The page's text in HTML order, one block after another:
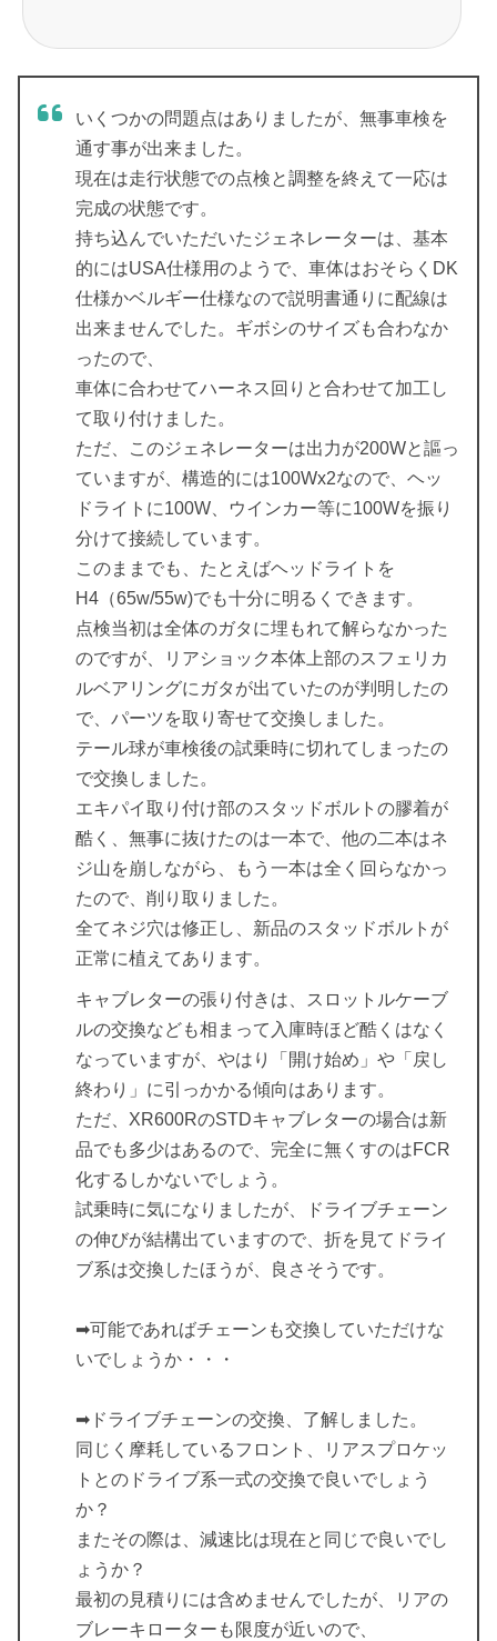
いくつかの問題点はありましたが、無事車検を
通す事が出来ました。
現在は走行状態での点検と調整を終えて一応は
完成の状態です。
持ち込んでいただいたジェネレーターは、基本
的にはUSA仕様用のようで、車体はおそらくDK
仕様かベルギー仕様なので説明書通りに配線は
出来ませんでした。ギボシのサイズも合わなか
ったので、
車体に合わせてハーネス回りと合わせて加工し
て取り付けました。
ただ、このジェネレーターは出力が200Wと謳っ
ていますが、構造的には100Wx2なので、ヘッ
ドライトに100W、ウインカー等に100Wを振り
分けて接続しています。
このままでも、たとえばヘッドライトを
H4（65w/55w)でも十分に明るくできます。
点検当初は全体のガタに埋もれて解らなかった
のですが、リアショック本体上部のスフェリカ
ルベアリングにガタが出ていたのが判明したの
で、パーツを取り寄せて交換しました。
テール球が車検後の試乗時に切れてしまったの
で交換しました。
エキパイ取り付け部のスタッドボルトの膠着が
酷く、無事に抜けたのは一本で、他の二本はネ
ジ山を崩しながら、もう一本は全く回らなかっ
たので、削り取りました。
全てネジ穴は修正し、新品のスタッドボルトが
正常に植えてあります。
キャブレターの張り付きは、スロットルケーブ
ルの交換なども相まって入庫時ほど酷くはなく
なっていますが、やはり「開け始め」や「戻し
終わり」に引っかかる傾向はあります。
ただ、XR600RのSTDキャブレターの場合は新
品でも多少はあるので、完全に無くすのはFCR
化するしかないでしょう。
試乗時に気になりましたが、ドライブチェーン
の伸びが結構出ていますので、折を見てドライ
ブ系は交換したほうが、良さそうです。
➡可能であればチェーンも交換していただけな
いでしょうか・・・
➡ドライブチェーンの交換、了解しました。
同じく摩耗しているフロント、リアスプロケッ
トとのドライブ系一式の交換で良いでしょう
か？
またその際は、減速比は現在と同じで良いでし
ょうか？
最初の見積りには含めませんでしたが、リアの
ブレーキローターも限度が近いので、